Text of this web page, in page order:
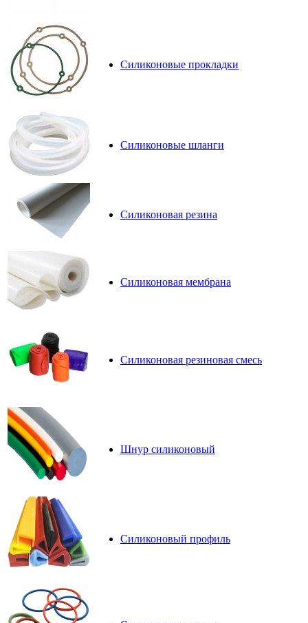
Силиконовые прокладки
Силиконовые шланги
Силиконовая резина
Силиконовая мембрана
Силиконовая резиновая смесь
Шнур силиконовый
Силиконовый профиль